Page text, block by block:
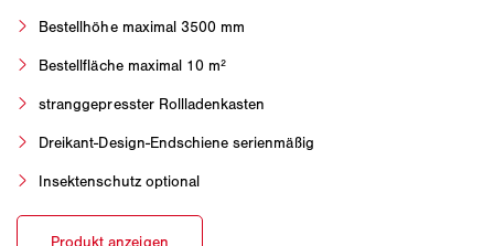
Bestellhöhe maximal 3500 mm
Bestellfläche maximal 10 m²
stranggepresster Rollladenkasten
Dreikant-Design-Endschiene serienmäßig
Insektenschutz optional